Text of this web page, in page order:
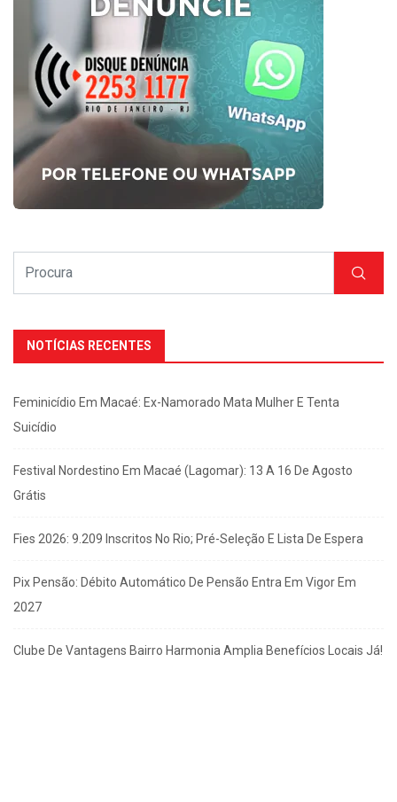
NOTÍCIAS RECENTES
Feminicídio Em Macaé: Ex-Namorado Mata Mulher E Tenta
Suicídio
Festival Nordestino Em Macaé (Lagomar): 13 A 16 De Agosto
Grátis
Fies 2026: 9.209 Inscritos No Rio; Pré-Seleção E Lista De Espera
Pix Pensão: Débito Automático De Pensão Entra Em Vigor Em
2027
Clube De Vantagens Bairro Harmonia Amplia Benefícios Locais Já!